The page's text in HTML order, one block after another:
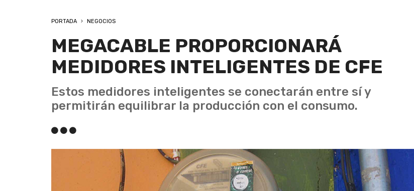
PORTADA NEGOCIOS
MEGACABLE PROPORCIONARÁ
MEDIDORES INTELIGENTES DE CFE
Estos medidores inteligentes se conectarán entre sí y
permitirán equilibrar la producción con el consumo.